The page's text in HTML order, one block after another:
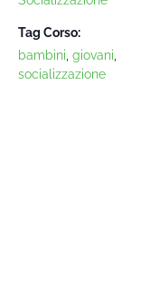
Tag Corso:
bambini giovani
socializzazione